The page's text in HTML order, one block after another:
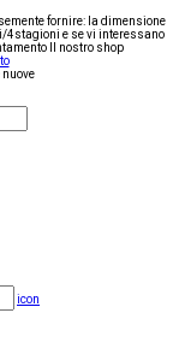
fornire: la dimensione
4stagioni e se vi interessano
Il nostro shop
icon